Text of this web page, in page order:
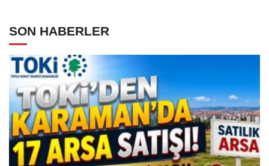
SON HABERLER